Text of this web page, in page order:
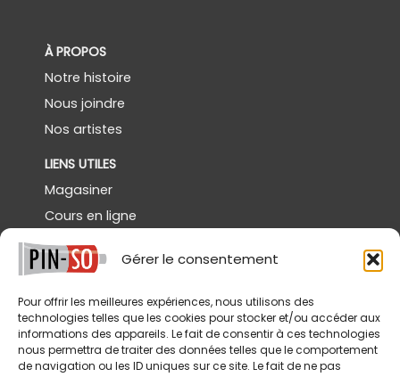
Gérer le consentement
Pour offrir les meilleures expériences, nous utilisons des
technologies telles que les cookies pour stocker et/ou accéder aux
informations des appareils. Le fait de consentir à ces technologies
nous permettra de traiter des données telles que le comportement
de navigation ou les ID uniques sur ce site. Le fait de ne pas
À PROPOS
Notre histoire
Nous joindre
Nos artistes
LIENS UTILES
Magasiner
Cours en ligne
Démos gratuites
Powertex Canada
SERVICES
Livraison